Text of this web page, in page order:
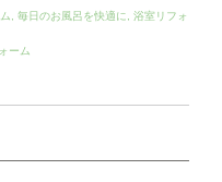
毎日のお風呂を快適に 浴室リフォ
ーム